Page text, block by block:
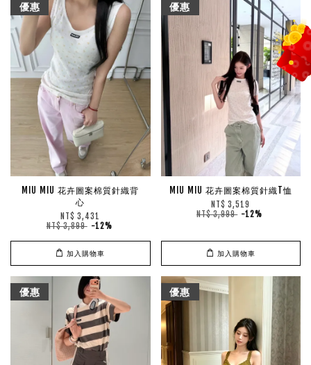
優惠
MIU MIU 花卉圖案棉質針織背
心
NT$ 3,431
NT$ 3,899 -12%
加入購物車
優惠
MIU MIU 花卉圖案棉質針織T恤
NT$ 3,519
NT$ 3,999 -12%
加入購物車
優惠 優惠